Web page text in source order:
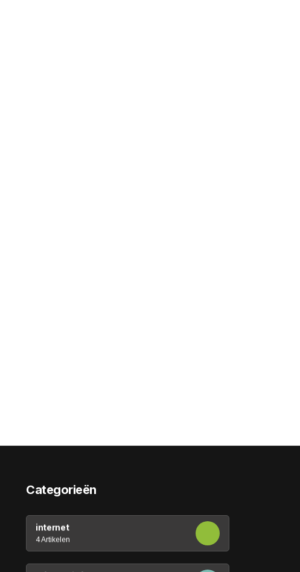
Categorieën
internet
4 Artikelen